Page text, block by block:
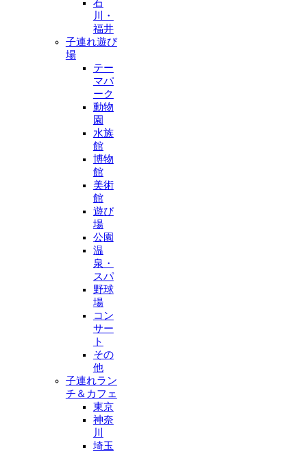
石
川・
福井
子連れ遊び
場
テー
マパ
ーク
動物
園
水族
館
博物
館
美術
館
遊び
場
公園
温
泉・
スパ
野球
場
コン
サー
ト
その
他
子連れラン
チ＆カフェ
東京
神奈
川
埼玉